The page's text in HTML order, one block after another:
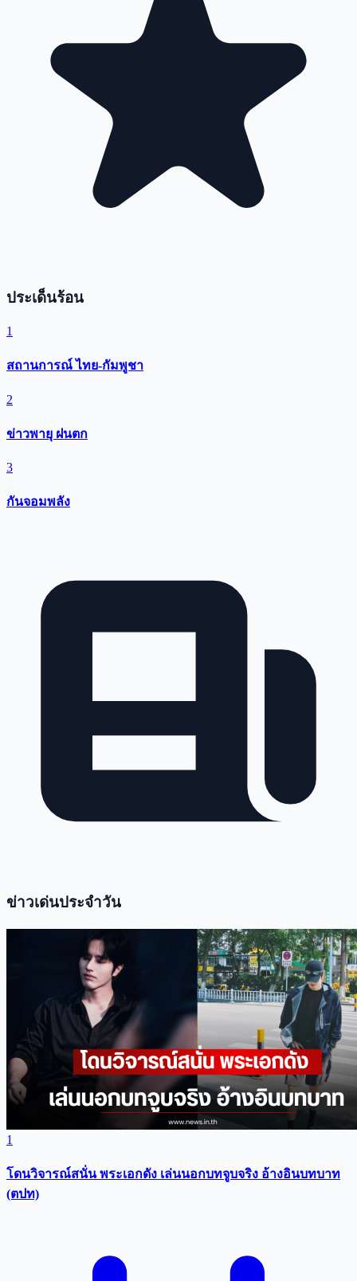
ประเด็นร้อน
1
สถานการณ์ ไทย-กัมพูชา
2
ข่าวพายุ ฝนตก
3
กันจอมพลัง
ข่าวเด่นประจำวัน
1
โดนวิจารณ์สนั่น พระเอกดัง เล่นนอกบทจูบจริง อ้างอินบทบาท
(ตปท)